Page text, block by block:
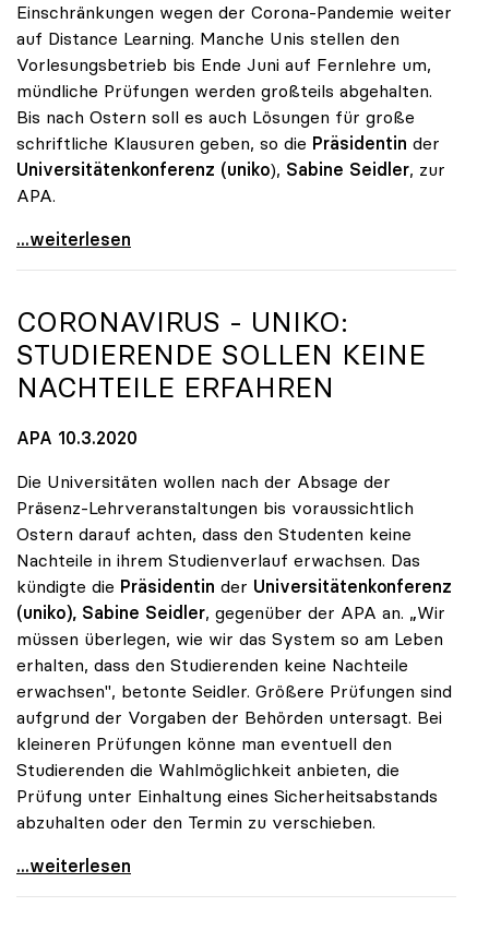
Einschränkungen wegen der Corona-Pandemie weiter
auf Distance Learning. Manche Unis stellen den
Vorlesungsbetrieb bis Ende Juni auf Fernlehre um,
mündliche Prüfungen werden großteils abgehalten.
Bis nach Ostern soll es auch Lösungen für große
schriftliche Klausuren geben, so die Präsidentin der
Universitätenkonferenz (uniko), Sabine Seidler, zur
APA.
Universitäten setzen weiter auf Distance Learning
...weiterlesen
CORONAVIRUS - UNIKO:
STUDIERENDE SOLLEN KEINE
NACHTEILE ERFAHREN
APA 10.3.2020
Die Universitäten wollen nach der Absage der
Präsenz-Lehrveranstaltungen bis voraussichtlich
Ostern darauf achten, dass den Studenten keine
Nachteile in ihrem Studienverlauf erwachsen. Das
kündigte die Präsidentin der Universitätenkonferenz
(uniko), Sabine Seidler, gegenüber der APA an. „Wir
müssen überlegen, wie wir das System so am Leben
erhalten, dass den Studierenden keine Nachteile
erwachsen", betonte Seidler. Größere Prüfungen sind
aufgrund der Vorgaben der Behörden untersagt. Bei
kleineren Prüfungen könne man eventuell den
Studierenden die Wahlmöglichkeit anbieten, die
Prüfung unter Einhaltung eines Sicherheitsabstands
abzuhalten oder den Termin zu verschieben.
Coronavirus - uniko: Studierende sollen keine
...weiterlesen